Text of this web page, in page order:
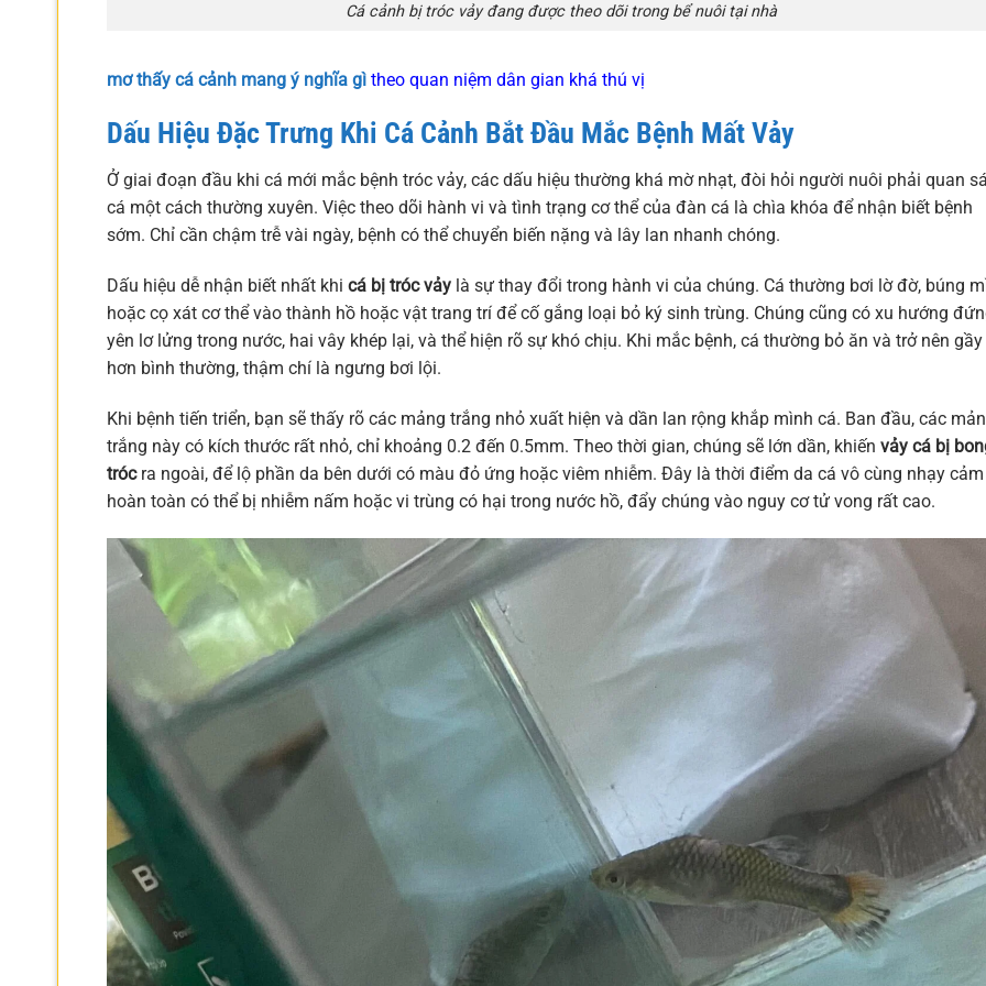
Cá cảnh bị tróc vảy đang được theo dõi trong bể nuôi tại nhà
mơ thấy cá cảnh mang ý nghĩa gì theo quan niệm dân gian khá thú vị
Dấu Hiệu Đặc Trưng Khi Cá Cảnh Bắt Đầu Mắc Bệnh Mất Vảy
Ở giai đoạn đầu khi cá mới mắc bệnh tróc vảy, các dấu hiệu thường khá mờ nhạt, đòi hỏi người nuôi phải quan
cá một cách thường xuyên. Việc theo dõi hành vi và tình trạng cơ thể của đàn cá là chìa khóa để nhận biết bệnh
sớm. Chỉ cần chậm trễ vài ngày, bệnh có thể chuyển biến nặng và lây lan nhanh chóng.
Dấu hiệu dễ nhận biết nhất khi cá bị tróc vảy là sự thay đổi trong hành vi của chúng. Cá thường bơi lờ đờ, búng
hoặc cọ xát cơ thể vào thành hồ hoặc vật trang trí để cố gắng loại bỏ ký sinh trùng. Chúng cũng có xu hướng
yên lơ lửng trong nước, hai vây khép lại, và thể hiện rõ sự khó chịu. Khi mắc bệnh, cá thường bỏ ăn và trở nên gầy
hơn bình thường, thậm chí là ngưng bơi lội.
Khi bệnh tiến triển, bạn sẽ thấy rõ các mảng trắng nhỏ xuất hiện và dần lan rộng khắp mình cá. Ban đầu, các
trắng này có kích thước rất nhỏ, chỉ khoảng 0.2 đến 0.5mm. Theo thời gian, chúng sẽ lớn dần, khiến vảy cá bị
trócra ngoài, để lộ phần da bên dưới có màu đỏ ứng hoặc viêm nhiễm. Đây là thời điểm da cá vô cùng nhạy cảm
hoàn toàn có thể bị nhiễm nấm hoặc vi trùng có hại trong nước hồ, đẩy chúng vào nguy cơ tử vong rất cao.